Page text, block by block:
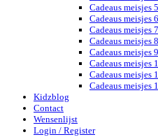
Cadeaus meisjes
Cadeaus meisjes
Cadeaus meisjes
Cadeaus meisjes
Cadeaus meisjes
Cadeaus meisjes
Cadeaus meisjes
Cadeaus meisjes
Kidzblog
Contact
Wensenlijst
Login / Register